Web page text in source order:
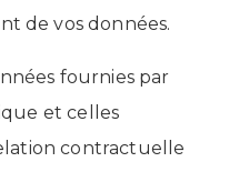
de vos données.
fournies par
et celles
contractuelle